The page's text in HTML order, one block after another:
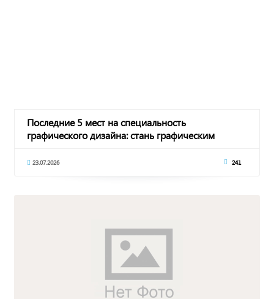
Последние 5 мест на специальность
графического дизайна: стань графическим
23.07.2026 241